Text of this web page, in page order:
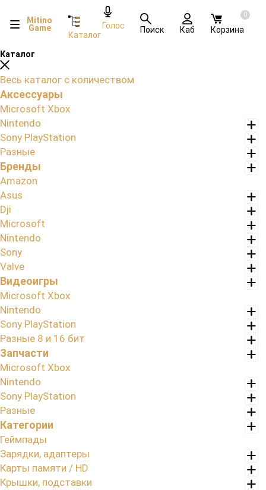
Mitino
Game
Каталог
Голос Поиск Каб
0
Корзина
Каталог
Весь каталог с количеством
Аксессуары
Microsoft Xbox
Nintendo
Sony PlayStation
Разные
Бренды
Amazon
Asus
Dji
Microsoft
Nintendo
Sony
Valve
Видеоигры
Microsoft Xbox
Nintendo
Sony PlayStation
Разные 8 и 16 бит
Запчасти
Microsoft Xbox
Nintendo
Sony PlayStation
Разные
Категории
Геймпады
Зарядки, адаптеры
Карты памяти / HD
Крышки, подставки